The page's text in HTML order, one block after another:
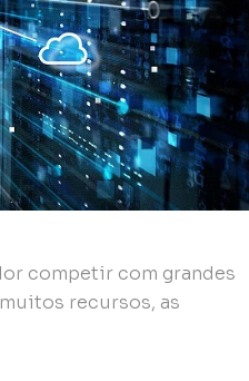
competir com grandes
recursos, as